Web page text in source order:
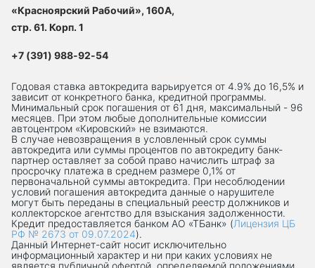
«Красноярский Рабочий», 160А,
стр. 61. Корп. 1
+7 (391) 988-92-54
Годовая ставка автокредита варьируется от 4.9% до 16,5% и
зависит от конкретного банка, кредитной программы.
Минимальный срок погашения от 61 дня, максимальный - 96
месяцев. При этом любые дополнительные комиссии
автоцентром «Кировский» не взимаются.
В случае невозвращения в условленный срок суммы
автокредита или суммы процентов по автокредиту банк-
партнер оставляет за собой право начислить штраф за
просрочку платежа в среднем размере 0,1% от
первоначальной суммы автокредита. При несоблюдении
условий погашения автокредита данные о нарушителе
могут быть переданы в специальный реестр должников и
коллекторское агентство для взыскания задолженности.
Кредит предоставляется банком АО «ТБанк» (Лицензия ЦБ
РФ № 2673 от 09.07.2024).
Данный Интернет-сaйт носит исключительно
информационный характер и ни при каких условиях не
является публичной офертой, определяемой положениями